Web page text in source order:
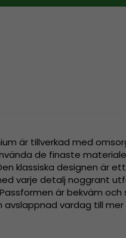
är tillverkad med
de finaste
klassiska designen är
varje detalj noggrant
är bekväm och
vardag till